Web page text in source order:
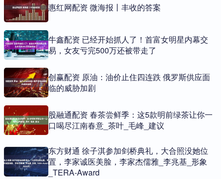
惠红网配资 微海报丨丰收的答案
牛鑫配资 已经开始抓人了！首富女明星内幕交
易，女友亏完500万还被带走了
创赢配资 原油：油价止住四连跌 俄罗斯供应面
临的威胁加剧
股融通配资 春茶尝鲜季：这5款明前绿茶让你一
口喝尽江南春意_茶叶_毛峰_建议
东方财通 徐子淇参加剑桥典礼，大合照没她位
置，李家诚医美脸，李家杰儒雅_李兆基_形象
_TERA-Award